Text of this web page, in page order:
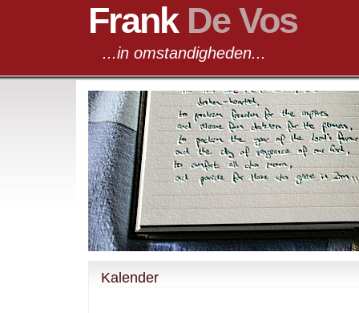
Frank De Vos
...in omstandigheden...
Kalender